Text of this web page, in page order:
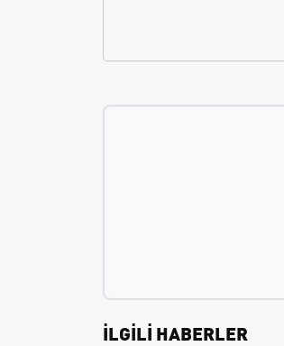
İLGİLİ HABERLER